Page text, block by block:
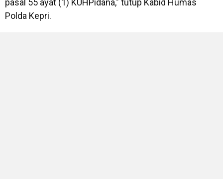
pasal 55 ayat (1) KUHPidana," tutup Kabid Humas
Polda Kepri.